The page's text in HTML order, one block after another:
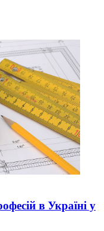
в Україні у